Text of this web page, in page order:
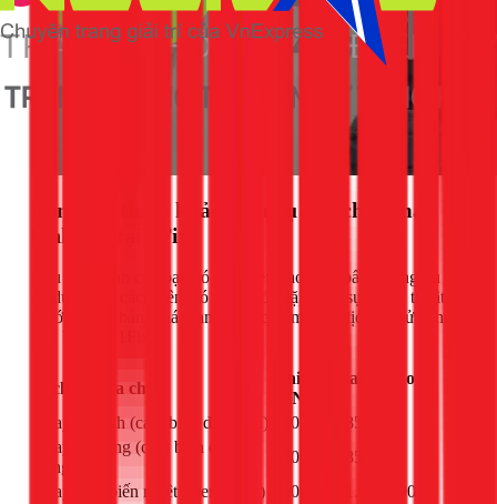
Bảng giá tham khảo dịch vụ sửa chữa máy
lạnh LG tại 1Fix
Nếu máy lạnh của bạn có dấu hiệu hao điện bất thường dù đã
áp dụng các cách trên, có thể nó đã gặp phải sự cố kỹ thuật.
Dưới đây là bảng giá tham khảo cho một số dịch vụ sửa chữa
Dịch vụ sửa chữa
Chi phí tham khảo
(VNĐ)
Thay sò lạnh (cảm biến dàn lạnh)
550.000 - 850.000
Thay sò nóng (cảm biến dàn
nóng)
550.000 - 850.000
Thay cảm biến nhiệt (thermostat)
750.000 - 1.050.000